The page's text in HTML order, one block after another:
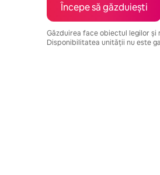
Începe să găzduiești
Găzduirea face obiectul legilor
Disponibilitatea unității nu este